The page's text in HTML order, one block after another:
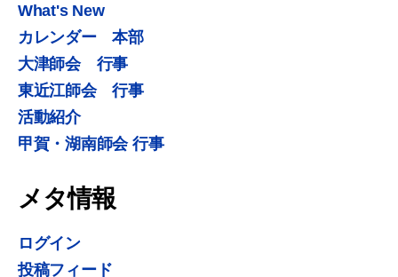
What's New
カレンダー 本部
大津師会 行事
東近江師会 行事
活動紹介
甲賀・湖南師会 行事
メタ情報
ログイン
投稿フィード